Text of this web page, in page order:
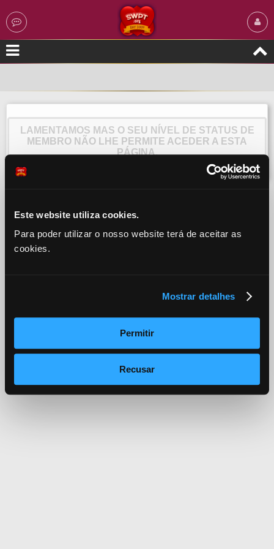
Este website utiliza cookies.
Para poder utilizar o nosso website terá de aceitar as
cookies.
Mostrar detalhes
Permitir
Recusar
LAMENTAMOS MAS O SEU NÍVEL DE STATUS DE
MEMBRO NÃO LHE PERMITE ACEDER A ESTA
PÁGINA.